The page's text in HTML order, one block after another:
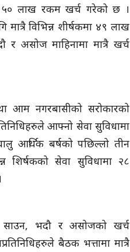
५० लाख रकम खर्च गरेको छ ।
मात्रै विभिन्न शीर्षकमा ४९ लाख
असोज माहिनामा मात्रै खर्च
आम नगरबासीको सरोकारको
आफ्नो सेवा सुविधामा
आर्थिक बर्षको पछिल्लो तीन
शिर्षकको सेवा सुविधामा २८
साउन, भदौ र असोजको खर्च
बैठक भत्तामा मात्रै